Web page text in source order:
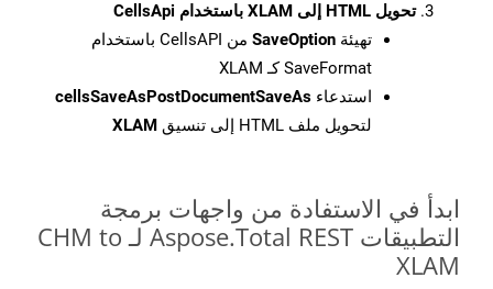
تحويل HTML إلى XLAM باستخدام CellsApi
تهيئة SaveOption
من CellsAPI باستخدام
SaveFormat كـ XLAM
استدعاء cellsSaveAsPostDocumentSaveAs
لتحويل ملف HTML إلى تنسيق
XLAM
ابدأ في الاستفادة من واجهات برمجة
التطبيقات Aspose.Total REST لـ CHM to
XLAM